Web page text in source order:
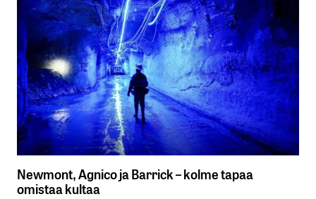
Newmont, Agnico ja Barrick – kolme tapaa
omistaa kultaa